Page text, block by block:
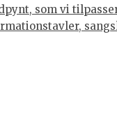
som vi